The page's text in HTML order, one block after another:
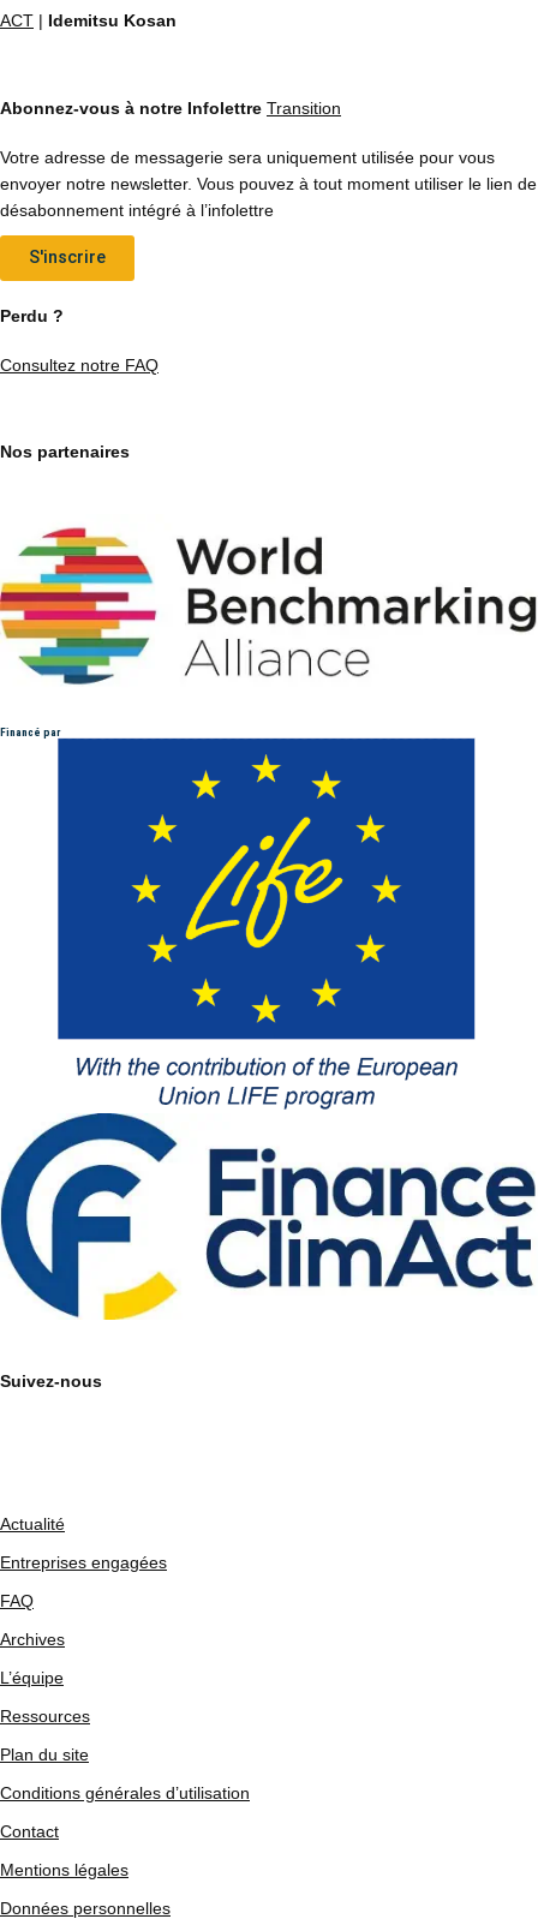
ACT | Idemitsu Kosan
Abonnez-vous à notre Infolettre Transition
Votre adresse de messagerie sera uniquement utilisée pour vous
envoyer notre newsletter. Vous pouvez à tout moment utiliser le lien de
désabonnement intégré à l’infolettre
S'inscrire
Perdu ?
Consultez notre FAQ
Nos partenaires
Financé par
Suivez-nous
Actualité
Entreprises engagées
FAQ
Archives
L’équipe
Ressources
Plan du site
Conditions générales d’utilisation
Contact
Mentions légales
Données personnelles